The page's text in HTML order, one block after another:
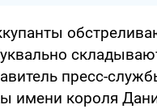
пресс-
имени короля